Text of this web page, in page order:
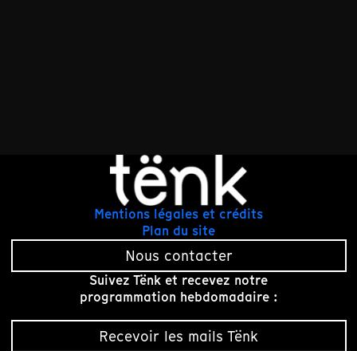
Mentions légales et crédits
Plan du site
Nous contacter
Suivez Tënk et recevez notre
programmation hebdomadaire :
Recevoir les mails Tënk